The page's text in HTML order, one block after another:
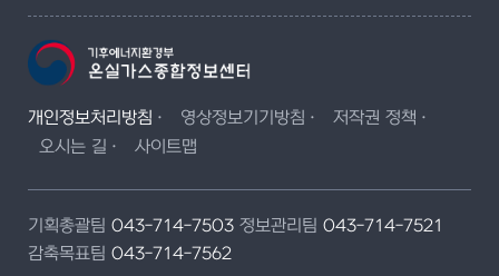
개인정보처리방침 영상정보기기방침
저작권 정책
오시는 길
사이트맵
기획총괄팀 043-714-7503 정보관리팀 043-714-7521
감축목표팀 043-714-7562